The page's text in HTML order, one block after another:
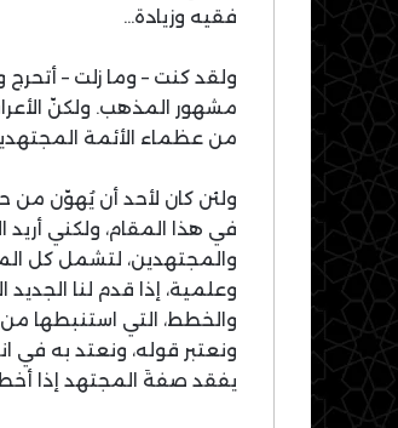
فقيه وزيادة…
ولقد كنت – وما زلت –
مشهور المذهب. ولكنّ
من عظماء الأئمة
ولئن كان لأحد أن يُهوّن من
في هذا المقام، ولكني أريد
والمجتهدين، لتشمل كل
وعلمية، إذا قدم لنا
والخطط، التي استنبطها
ونعتبر قوله، ونعتد به
يفقد صفةَ المجتهد إذا